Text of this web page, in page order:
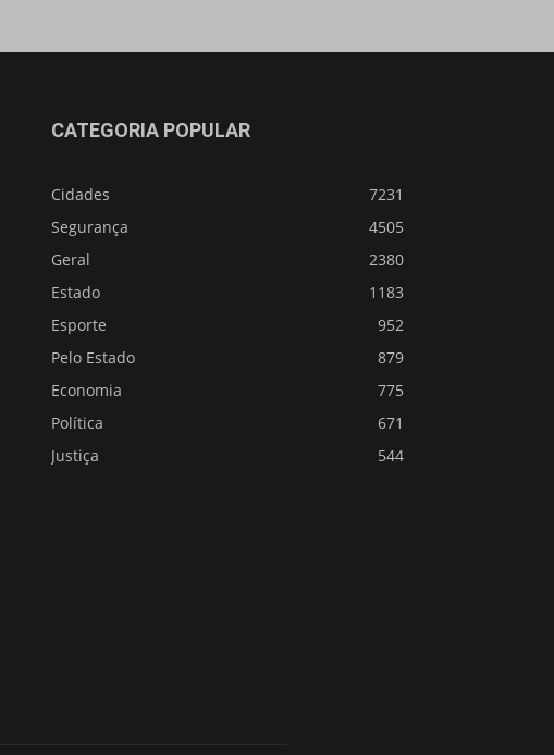
CATEGORIA POPULAR
Cidades
7231
Segurança
4505
Geral
2380
Estado
1183
Esporte
952
Pelo Estado
879
Economia
775
Política
671
Justiça
544